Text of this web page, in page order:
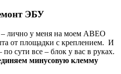
ЭБУ
– лично у меня на моем АВЕО
от площадки с креплением. И
сути все – блок у вас в руках.
минусовую клемму